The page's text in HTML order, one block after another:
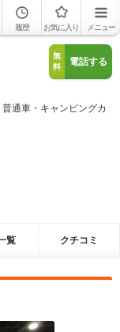
履歴 お気に入り メニュー
無
料
電話する
通車・キャンピングカ
覧 クチコミ